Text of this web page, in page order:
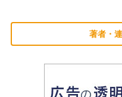
著者・